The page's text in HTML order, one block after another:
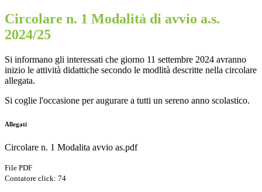
Circolare n. 1 Modalità di avvio a.s.
2024/25
Si informano gli interessati che giorno 11 settembre 2024 avranno
inizio le attività didattiche secondo le modlità descritte nella circolare
allegata.
Si coglie l'occasione per augurare a tutti un sereno anno scolastico.
Allegati
Circolare n. 1 Modalita avvio as.pdf
File PDF
Contatore click: 74